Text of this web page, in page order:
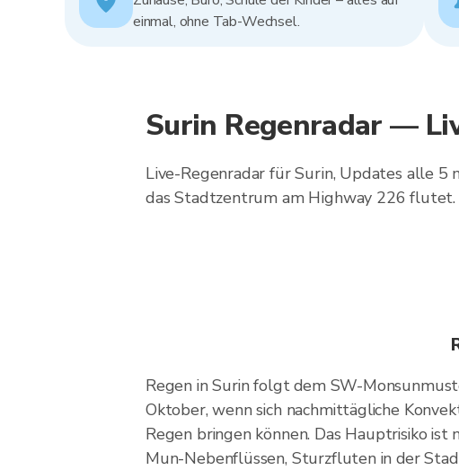
einmal, ohne Tab-Wechsel.
Surin Regenradar —
Live-Regenradar für Surin, Updates alle 5
das Stadtzentrum am Highway 226 flutet.
Regen in Surin folgt dem SW-
Oktober, wenn sich nachmittägliche
Regen bringen können. Das Hauptrisiko
Mun-Nebenflüssen, Sturzfluten in der